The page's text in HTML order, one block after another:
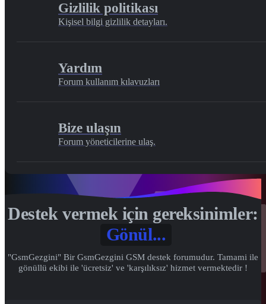
Gizlilik politikası
Kişisel bilgi gizlilik detayları.
Yardım
Forum kullanım kılavuzları
Bize ulaşın
Forum yöneticilerine ulaş.
Destek vermek için gereksinimler:
Gönül...
"GsmGezgini" Bir GsmGezgini GSM destek forumudur. Tamami ile
gönüllü ekibi ile 'ücretsiz' ve 'karşılıksız' hizmet vermektedir !